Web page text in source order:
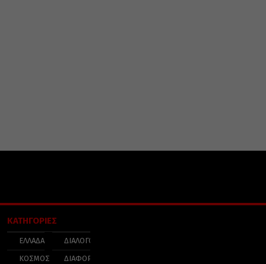
ΚΑΤΗΓΟΡΙΕΣ
ΕΛΛΑΔΑ
ΚΟΣΜΟΣ
ΔΙΑΛΟΓΟΣ
ΔΙΑΦΟΡΑ